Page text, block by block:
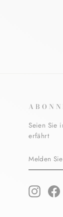
Seien Sie
erfährt
SIE
SICH
UNSERE